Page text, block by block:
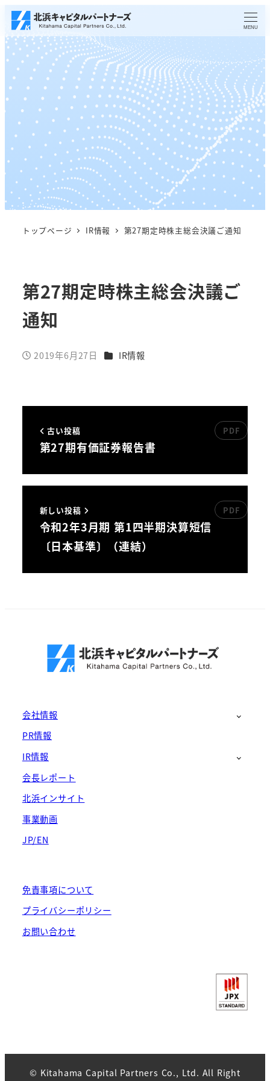
メ
イ
ン
コ
ン
テ
ン
へ
移
MENU
トップページ IR情報 第27期定時株主総会決議ご通知
第27期定時株主総会決議ご
通知
投稿日
2019年6月27日 カテゴリー
IR情報
古い投稿
第27期有価証券報告書
新しい投稿
令和2年3月期 第1四半期決算短信
〔日本基準〕（連結）
会社情報
PR情報
IR情報
会長レポート
北浜インサイト
事業動画
JP/EN
免責事項について
プライバシーポリシー
お問い合わせ
© Kitahama Capital Partners Co., Ltd. All Right